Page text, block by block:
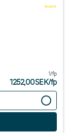
1/fp
1252,00SEK/fp